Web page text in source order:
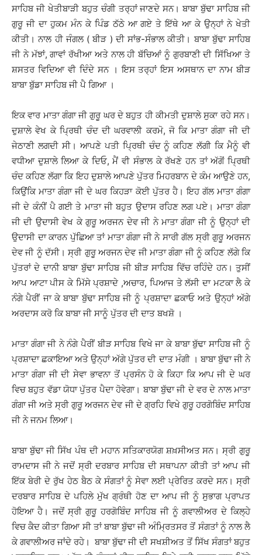
ਸਾਹਿਬ ਜੀ ਖੇਤੀਬਾੜੀ ਬਹੁਤ ਚੰਗੀ ਤਰ੍ਹਾਂ ਜਾਣਦੇ ਸਨ। ਬਾਬਾ ਬੁੱਢਾ ਸਾਹਿਬ ਜੀ
ਗੁਰੂ ਜੀ ਦਾ ਹੁਕਮ ਮੰਨ ਕੇ ਪਿੰਡ ਠੱਠੇ ਆ ਗਏ ਤੇ ਇੱਥੇ ਆ ਕੇ ਉਨ੍ਹਾਂ ਨੇ ਖੇਤੀ
ਕੀਤੀ। ਨਾਲ ਹੀ ਜੰਗਲ ( ਬੀੜ ) ਦੀ ਸਾਂਭ-ਸੰਭਾਲ ਕੀਤੀ। ਬਾਬਾ ਬੁੱਢਾ ਸਾਹਿਬ
ਜੀ ਨੇ ਮੱਝਾਂ, ਗਾਵਾਂ ਰੱਖੀਆ ਅਤੇ ਨਾਲ ਹੀ ਬੱਚਿਆਂ ਨੂੰ ਗੁਰਬਾਣੀ ਦੀ ਸਿੱਖਿਆ ਤੇ
ਸ਼ਸਤਰ ਵਿਦਿਆ ਵੀ ਦਿੰਦੇ ਸਨ । ਇਸ ਤਰ੍ਹਾਂ ਇਸ ਅਸਥਾਨ ਦਾ ਨਾਮ ਬੀੜ
ਬਾਬਾ ਬੁੱਡਾ ਸਾਹਿਬ ਜੀ ਪੈ ਗਿਆ ।
ਇਕ ਵਾਰ ਮਾਤਾ ਗੰਗਾ ਜੀ ਗੁਰੂ ਘਰ ਦੇ ਬਹੁਤ ਹੀ ਕੀਮਤੀ ਦੁਸ਼ਾਲੇ ਸੁਕਾ ਰਹੇ ਸਨ।
ਦੁਸ਼ਾਲੇ ਵੇਖ ਕੇ ਪ੍ਰਿਥੀ ਚੰਦ ਦੀ ਘਰਵਾਲੀ ਕਰਮੋ, ਜੋ ਕਿ ਮਾਤਾ ਗੰਗਾ ਜੀ ਦੀ
ਜੇਠਾਣੀ ਲਗਦੀ ਸੀ। ਆਪਣੇ ਪਤੀ ਪ੍ਰਿਥੀ ਚੰਦ ਨੂੰ ਕਹਿਣ ਲੱਗੀ ਕਿ ਮੈਨੂੰ ਵੀ
ਵਧੀਆ ਦੁਸ਼ਾਲੇ ਲਿਆ ਕੇ ਦਿਓ, ਮੈਂ ਵੀ ਸੰਭਾਲ ਕੇ ਰੱਖਣੇ ਹਨ ਤਾਂ ਅੱਗੋਂ ਪ੍ਰਿਥੀ
ਚੰਦ ਕਹਿਣ ਲੱਗਾ ਕਿ ਇਹ ਦੁਸ਼ਾਲੇ ਆਪਣੇ ਪੁੱਤਰ ਮਿਹਰਬਾਨ ਦੇ ਕੰਮ ਆਉਣੇ ਹਨ,
ਕਿਉਂਕਿ ਮਾਤਾ ਗੰਗਾ ਜੀ ਦੇ ਘਰ ਕਿਹੜਾ ਕੋਈ ਪੁੱਤਰ ਹੈ। ਇਹ ਗੱਲ ਮਾਤਾ ਗੰਗਾ
ਜੀ ਦੇ ਕੰਨੀਂ ਪੈ ਗਈ ਤੇ ਮਾਤਾ ਜੀ ਬਹੁਤ ਉਦਾਸ ਰਹਿਣ ਲਗ ਪਏ। ਮਾਤਾ ਗੰਗਾ
ਜੀ ਦੀ ਉਦਾਸੀ ਵੇਖ ਕੇ ਗੁਰੂ ਅਰਜਨ ਦੇਵ ਜੀ ਨੇ ਮਾਤਾ ਗੰਗਾ ਜੀ ਨੂੰ ਉਨ੍ਹਾਂ ਦੀ
ਉਦਾਸੀ ਦਾ ਕਾਰਨ ਪੁੱਛਿਆ ਤਾਂ ਮਾਤਾ ਗੰਗਾ ਜੀ ਨੇ ਸਾਰੀ ਗੱਲ ਸ੍ਰੀ ਗੁਰੂ ਅਰਜਨ
ਦੇਵ ਜੀ ਨੂੰ ਦੱਸੀ। ਸ੍ਰੀ ਗੁਰੂ ਅਰਜਨ ਦੇਵ ਜੀ ਮਾਤਾ ਗੰਗਾ ਜੀ ਨੂੰ ਕਹਿਣ ਲੱਗੇ ਕਿ
ਪੁੱਤਰਾਂ ਦੇ ਦਾਨੀ ਬਾਬਾ ਬੁੱਢਾ ਸਾਹਿਬ ਜੀ ਬੀੜ ਸਾਹਿਬ ਵਿੱਚ ਰਹਿੰਦੇ ਹਨ। ਤੁਸੀਂ
ਆਪ ਆਟਾ ਪੀਸ ਕੇ ਮਿੱਸੇ ਪ੍ਰਸ਼ਾਦੇ ,ਅਚਾਰ, ਪਿਆਜ ਤੇ ਲੱਸੀ ਦਾ ਮਟਕਾ ਲੈ ਕੇ
ਨੰਗੇ ਪੈਰੀਂ ਜਾ ਕੇ ਬਾਬਾ ਬੁੱਢਾ ਸਾਹਿਬ ਜੀ ਨੂੰ ਪ੍ਰਸ਼ਾਦਾ ਛਕਾਓ ਅਤੇ ਉਨ੍ਹਾਂ ਅੱਗੇ
ਅਰਦਾਸ ਕਰੋ ਕਿ ਬਾਬਾ ਜੀ ਸਾਨੂੰ ਪੁੱਤਰ ਦੀ ਦਾਤ ਬਖਸ਼ੋ ।
ਮਾਤਾ ਗੰਗਾ ਜੀ ਨੇ ਨੰਗੇ ਪੈਰੀਂ ਬੀੜ ਸਾਹਿਬ ਵਿਖੇ ਜਾ ਕੇ ਬਾਬਾ ਬੁੱਢਾ ਸਾਹਿਬ ਜੀ ਨੂੰ
ਪ੍ਰਸ਼ਾਦਾ ਛਕਾਇਆ ਅਤੇ ਉਨ੍ਹਾਂ ਅੱਗੇ ਪੁੱਤਰ ਦੀ ਦਾਤ ਮੰਗੀ । ਬਾਬਾ ਬੁੱਢਾ ਜੀ ਨੇ
ਮਾਤਾ ਗੰਗਾ ਜੀ ਦੀ ਸੇਵਾ ਭਾਵਨਾ ਤੋਂ ਪ੍ਰਸੰਨ ਹੋ ਕੇ ਕਿਹਾ ਕਿ ਆਪ ਜੀ ਦੇ ਘਰ
ਵਿਚ ਬਹੁਤ ਵੱਡਾ ਯੋਧਾ ਪੁੱਤਰ ਪੈਦਾ ਹੋਵੇਗਾ। ਬਾਬਾ ਬੁੱਢਾ ਜੀ ਦੇ ਵਰ ਦੇ ਨਾਲ ਮਾਤਾ
ਗੰਗਾ ਜੀ ਅਤੇ ਸ੍ਰੀ ਗੁਰੂ ਅਰਜਨ ਦੇਵ ਜੀ ਦੇ ਗ੍ਰਹਿ ਵਿਖੇ ਗੁਰੂ ਹਰਗੋਬਿੰਦ ਸਾਹਿਬ
ਜੀ ਨੇ ਜਨਮ ਲਿਆ।
ਬਾਬਾ ਬੁੱਢਾ ਜੀ ਸਿੱਖ ਪੰਥ ਦੀ ਮਹਾਨ ਸਤਿਕਾਰਯੋਗ ਸ਼ਖ਼ਸੀਅਤ ਸਨ। ਸ੍ਰੀ ਗੁਰੂ
ਰਾਮਦਾਸ ਜੀ ਨੇ ਜਦੋਂ ਸ੍ਰੀ ਦਰਬਾਰ ਸਾਹਿਬ ਦੀ ਸਥਾਪਨਾ ਕੀਤੀ ਤਾਂ ਆਪ ਜੀ
ਇੱਕ ਬੇਰੀ ਦੇ ਰੁੱਖ ਹੇਠ ਬੈਠ ਕੇ ਸੰਗਤਾਂ ਨੂੰ ਸੇਵਾ ਲਈ ਪ੍ਰੇਰਿਤ ਕਰਦੇ ਸਨ। ਸ੍ਰੀ
ਦਰਬਾਰ ਸਾਹਿਬ ਦੇ ਪਹਿਲੇ ਮੁੱਖ ਗ੍ਰੰਥੀ ਹੋਣ ਦਾ ਆਪ ਜੀ ਨੂੰ ਸੁਭਾਗ ਪ੍ਰਾਪਤ
ਹੋਇਆ ਹੈ। ਜਦੋਂ ਸ੍ਰੀ ਗੁਰੂ ਹਰਗੋਬਿੰਦ ਸਾਹਿਬ ਜੀ ਨੂੰ ਗਵਾਲੀਅਰ ਦੇ ਕਿਲ੍ਹੇ
ਵਿਚ ਕੈਦ ਕੀਤਾ ਗਿਆ ਸੀ ਤਾਂ ਬਾਬਾ ਬੁੱਢਾ ਜੀ ਅੰਮ੍ਰਿਤਸਰ ਤੋਂ ਸੰਗਤਾਂ ਨੂੰ ਨਾਲ ਲੈ
ਕੇ ਗਵਾਲੀਅਰ ਜਾਂਦੇ ਰਹੇ। ਬਾਬਾ ਬੁੱਢਾ ਜੀ ਦੀ ਸਖਸ਼ੀਅਤ ਤੋਂ ਸਿੱਖ ਸੰਗਤਾਂ ਬਹੁਤ